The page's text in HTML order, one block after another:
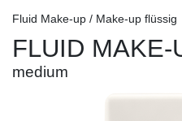
Fluid Make-up / Make-up flüssig
FLUID MAKE-
medium